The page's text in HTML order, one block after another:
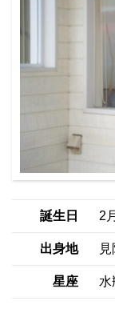
誕生日 2
出身地
星座 水